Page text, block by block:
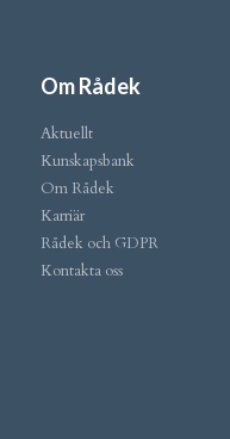
Om Rådek
Aktuellt
Kunskapsbank
Om Rådek
Karriär
Rådek och GDPR
Kontakta oss